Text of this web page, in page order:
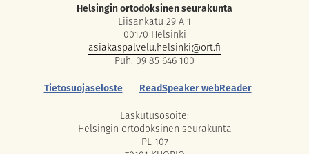
Helsingin ortodoksinen seurakunta
Liisankatu 29 A 1
00170 Helsinki
asiakaspalvelu.helsinki@ort.fi
Puh. 09 85 646 100
Tietosuojaseloste
ReadSpeaker webReader
Laskutusosoite:
Helsingin ortodoksinen seurakunta
PL 107